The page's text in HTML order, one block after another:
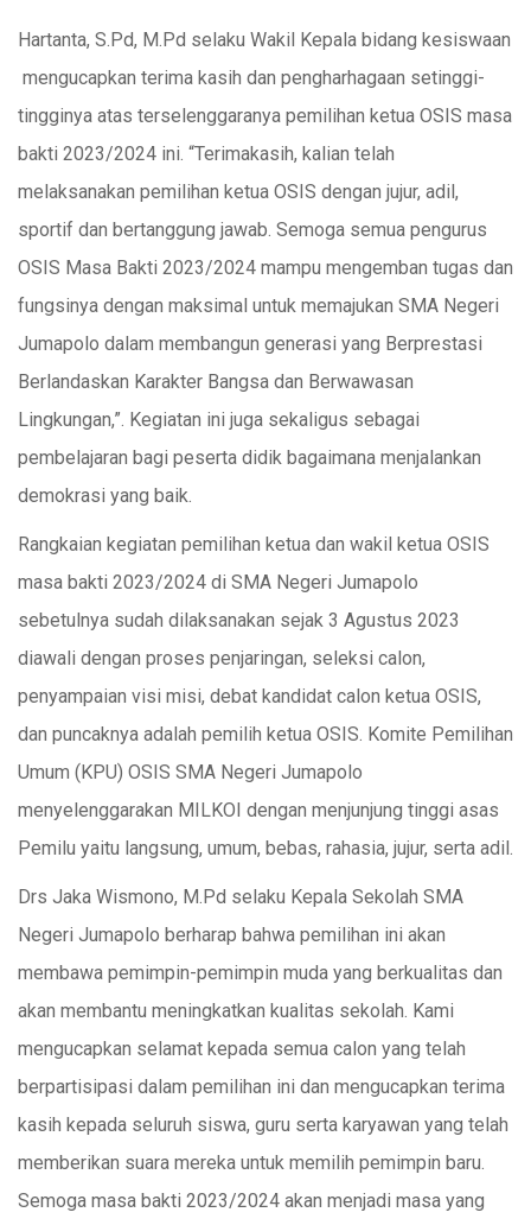
Hartanta, S.Pd, M.Pd selaku Wakil Kepala bidang kesiswaan
mengucapkan terima kasih dan pengharhagaan setinggi-
tingginya atas terselenggaranya pemilihan ketua OSIS masa
bakti 2023/2024 ini. “Terimakasih, kalian telah
melaksanakan pemilihan ketua OSIS dengan jujur, adil,
sportif dan bertanggung jawab. Semoga semua pengurus
OSIS Masa Bakti 2023/2024 mampu mengemban tugas dan
fungsinya dengan maksimal untuk memajukan SMA Negeri
Jumapolo dalam membangun generasi yang Berprestasi
Berlandaskan Karakter Bangsa dan Berwawasan
Lingkungan,”. Kegiatan ini juga sekaligus sebagai
pembelajaran bagi peserta didik bagaimana menjalankan
demokrasi yang baik.
Rangkaian kegiatan pemilihan ketua dan wakil ketua OSIS
masa bakti 2023/2024 di SMA Negeri Jumapolo
sebetulnya sudah dilaksanakan sejak 3 Agustus 2023
diawali dengan proses penjaringan, seleksi calon,
penyampaian visi misi, debat kandidat calon ketua OSIS,
dan puncaknya adalah pemilih ketua OSIS. Komite Pemilihan
Umum (KPU) OSIS SMA Negeri Jumapolo
menyelenggarakan MILKOI dengan menjunjung tinggi asas
Pemilu yaitu langsung, umum, bebas, rahasia, jujur, serta adil.
Drs Jaka Wismono, M.Pd selaku Kepala Sekolah SMA
Negeri Jumapolo berharap bahwa pemilihan ini akan
membawa pemimpin-pemimpin muda yang berkualitas dan
akan membantu meningkatkan kualitas sekolah. Kami
mengucapkan selamat kepada semua calon yang telah
berpartisipasi dalam pemilihan ini dan mengucapkan terima
kasih kepada seluruh siswa, guru serta karyawan yang telah
memberikan suara mereka untuk memilih pemimpin baru.
Semoga masa bakti 2023/2024 akan menjadi masa yang